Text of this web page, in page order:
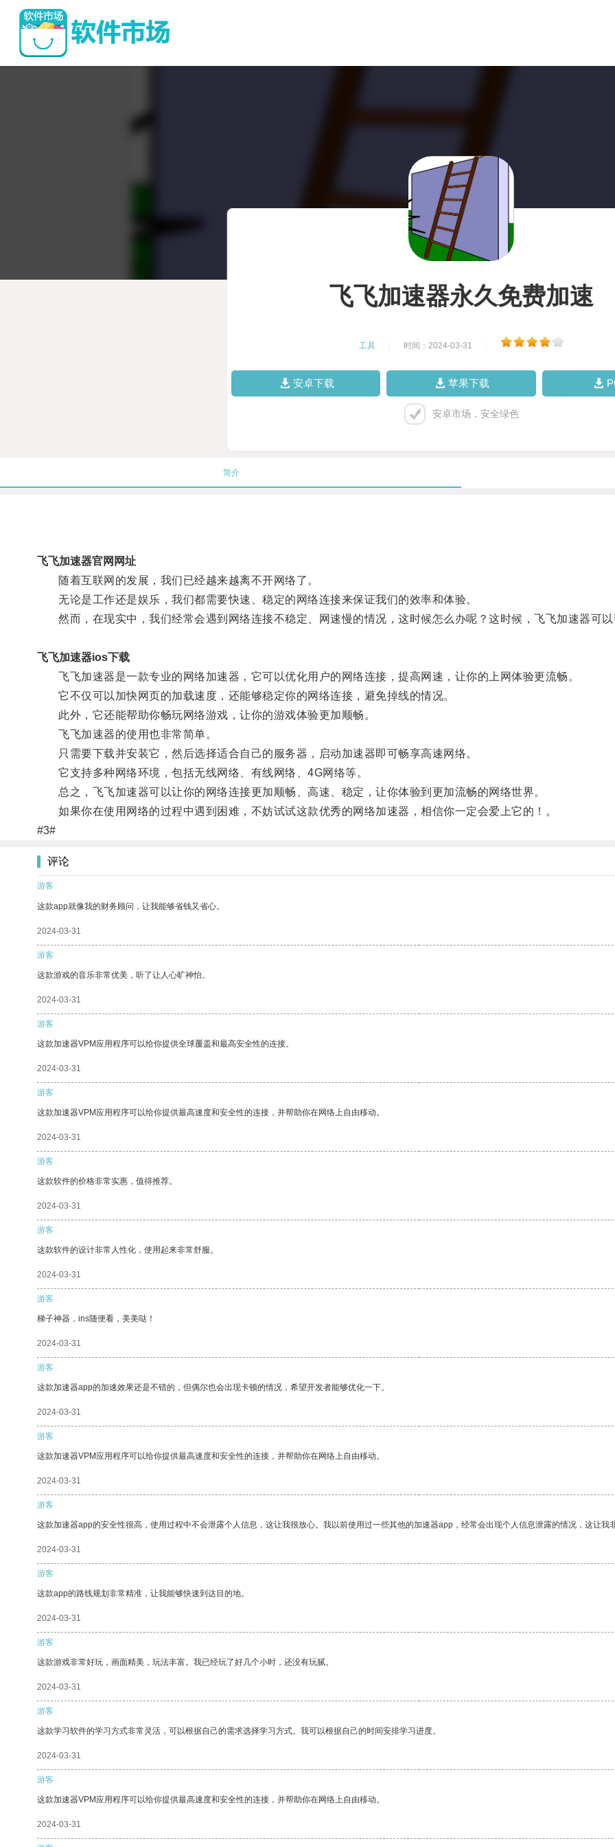
飞飞加速器永久免费加速
工具 时间：2024-03-31
安卓下载 苹果下载
安卓市场，安全绿色
简介
飞飞加速器官网网址
随着互联网的发展，我们已经越来越离不开网络了。
无论是工作还是娱乐，我们都需要快速、稳定的网络连接来保证我们的效率和体验。
然而，在现实中，我们经常会遇到网络连接不稳定、网速慢的情况，这时候怎么办呢？这时候，飞飞加速器可以
飞飞加速器ios下载
飞飞加速器是一款专业的网络加速器，它可以优化用户的网络连接，提高网速，让你的上网体验更流畅。
它不仅可以加快网页的加载速度，还能够稳定你的网络连接，避免掉线的情况。
此外，它还能帮助你畅玩网络游戏，让你的游戏体验更加顺畅。
飞飞加速器的使用也非常简单。
只需要下载并安装它，然后选择适合自己的服务器，启动加速器即可畅享高速网络。
它支持多种网络环境，包括无线网络、有线网络、4G网络等。
总之，飞飞加速器可以让你的网络连接更加顺畅、高速、稳定，让你体验到更加流畅的网络世界。
如果你在使用网络的过程中遇到困难，不妨试试这款优秀的网络加速器，相信你一定会爱上它的！。
#3#
评论
游客
这款app就像我的财务顾问，让我能够省钱又省心。
2024-03-31
游客
这款游戏的音乐非常优美，听了让人心旷神怡。
2024-03-31
游客
这款加速器VPM应用程序可以给你提供全球覆盖和最高安全性的连接。
2024-03-31
游客
这款加速器VPM应用程序可以给你提供最高速度和安全性的连接，并帮助你在网络上自由移动。
2024-03-31
游客
这款软件的价格非常实惠，值得推荐。
2024-03-31
游客
这款软件的设计非常人性化，使用起来非常舒服。
2024-03-31
游客
梯子神器，ins随便看，美美哒！
2024-03-31
游客
这款加速器app的加速效果还是不错的，但偶尔也会出现卡顿的情况，希望开发者能够优化一下。
2024-03-31
游客
这款加速器VPM应用程序可以给你提供最高速度和安全性的连接，并帮助你在网络上自由移动。
2024-03-31
游客
这款加速器app的安全性很高，使用过程中不会泄露个人信息，这让我很放心。我以前使用过一些其他的加速器app，经常会出现个人信息泄露的情况，这让我
2024-03-31
游客
这款app的路线规划非常精准，让我能够快速到达目的地。
2024-03-31
游客
这款游戏非常好玩，画面精美，玩法丰富。我已经玩了好几个小时，还没有玩腻。
2024-03-31
游客
这款学习软件的学习方式非常灵活，可以根据自己的需求选择学习方式。我可以根据自己的时间安排学习进度。
2024-03-31
游客
这款加速器VPM应用程序可以给你提供最高速度和安全性的连接，并帮助你在网络上自由移动。
2024-03-31